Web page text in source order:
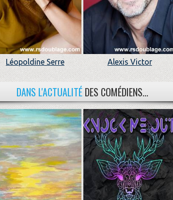
Léopoldine Serre Alexis Victor
DANS L'ACTUALITÉ DES COMÉDIENS...